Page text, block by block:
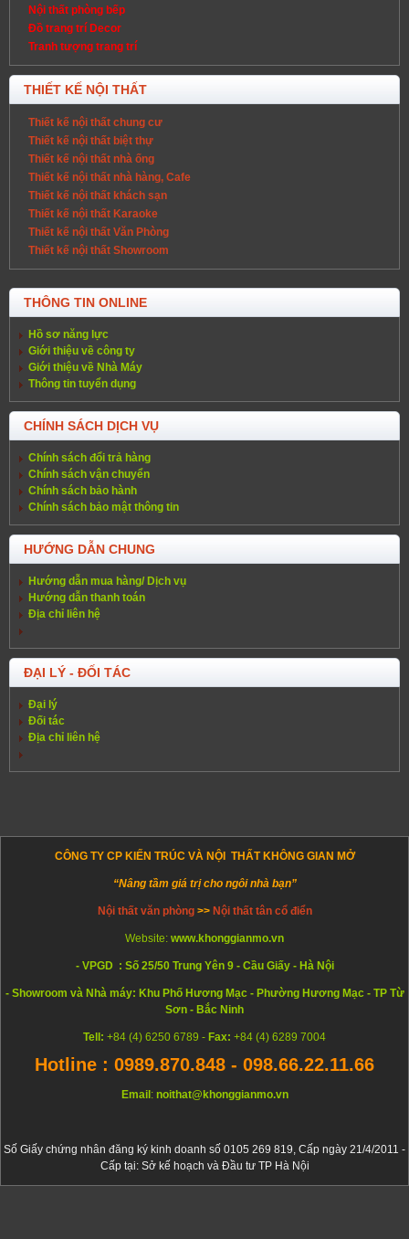
Nội thất phòng bếp
Đồ trang trí Decor
Tranh tượng trang trí
THIẾT KẾ NỘI THẤT
Thiết kế nội thất chung cư
Thiết kế nội thất biệt thự
Thiết kế nội thất nhà ống
Thiết kế nội thất nhà hàng, Cafe
Thiết kế nội thất khách sạn
Thiết kế nội thất Karaoke
Thiết kế nội thất Văn Phòng
Thiết kế nội thất Showroom
THÔNG TIN ONLINE
Hồ sơ năng lực
Giới thiệu về công ty
Giới thiệu về Nhà Máy
Thông tin tuyển dụng
CHÍNH SÁCH DỊCH VỤ
Chính sách đổi trả hàng
Chính sách vận chuyển
Chính sách bảo hành
Chính sách bảo mật thông tin
HƯỚNG DẪN CHUNG
Hướng dẫn mua hàng/ Dịch vụ
Hướng dẫn thanh toán
Địa chỉ liên hệ
ĐẠI LÝ - ĐỐI TÁC
Đại lý
Đối tác
Địa chỉ liên hệ
CÔNG TY CP KIẾN TRÚC VÀ NỘI THẤT KHÔNG GIAN MỞ
“Nâng tầm giá trị cho ngôi nhà bạn”
Nội thất văn phòng >> Nội thất tân cổ điển
Website: www.khonggianmo.vn
- VPGD : Số 25/50 Trung Yên 9 - Cầu Giấy - Hà Nội
- Showroom và Nhà máy: Khu Phố Hương Mạc - Phường Hương Mạc - TP Từ
Sơn - Bắc Ninh
Tell: +84 (4) 6250 6789 - Fax: +84 (4) 6289 7004
Hotline : 0989.870.848 - 098.66.22.11.66
Email : noithat@khonggianmo.vn
Số Giấy chứng nhân đăng ký kinh doanh số 0105 269 819, Cấp ngày 21/4/2011 -
Cấp tại: Sở kế hoạch và Đầu tư TP Hà Nội